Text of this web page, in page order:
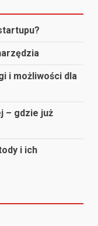
i możliwości dla
– gdzie już
i ich